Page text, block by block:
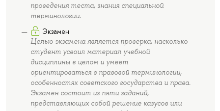
проведения теста, знания специальной
терминологии.
Экзамен
Целью экзамена является проверка, насколько
студент усвоил материал учебной
дисциплины в целом и умеет
ориентироваться в правовой терминологии,
особенностях советского государства и права.
Экзамен состоит из пяти заданий,
представляющих собой решение казусов или